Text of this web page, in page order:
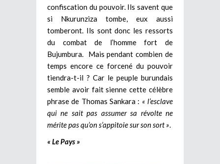
confiscation du pouvoir. Ils savent que
si Nkurunziza tombe, eux aussi
tomberont. Ils sont donc les ressorts
du combat de l’homme fort de
Bujumbura. Mais pendant combien de
temps encore ce forcené du pouvoir
tiendra-t-il ? Car le peuple burundais
semble avoir fait sienne cette célèbre
phrase de Thomas Sankara : « l’esclave
qui ne sait pas assumer sa révolte ne
mérite pas qu’on s’appitoie sur son sort »
« Le Pays »